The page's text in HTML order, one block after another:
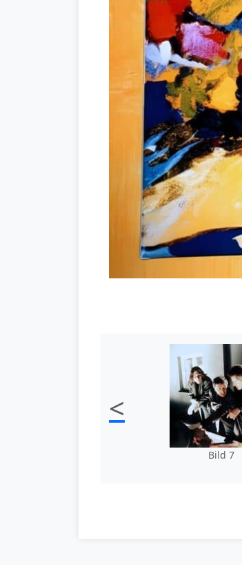
<
Bild 7